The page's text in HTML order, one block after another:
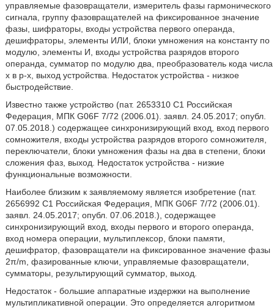
управляемые фазовращатели, измеритель фазы гармонического
сигнала, группу фазовращателей на фиксированное значение
фазы, шифраторы, входы устройства первого операнда,
дешифраторы, элементы ИЛИ, блоки умножения на константу по
модулю, элементы И, входы устройства разрядов второго
операнда, сумматор по модулю два, преобразователь кода числа
х в р-х, выход устройства. Недостаток устройства - низкое
быстродействие.
Известно также устройство (пат. 2653310 С1 Российская
Федерация, МПК G06F 7/72 (2006.01). заявл. 24.05.2017; опубл.
07.05.2018.) содержащее синхронизирующий вход, вход первого
сомножителя, входы устройства разрядов второго сомножителя,
переключатели, блоки умножения фазы на два в степени, блоки
сложения фаз, выход. Недостаток устройства - низкие
функциональные возможности.
Наиболее близким к заявляемому является изобретение (пат.
2656992 С1 Российская Федерация, МПК G06F 7/72 (2006.01).
заявл. 24.05.2017; опубл. 07.06.2018.), содержащее
синхронизирующий вход, входы первого и второго операнда,
вход номера операции, мультиплексор, блоки памяти,
дешифратор, фазовращатели на фиксированное значение фазы
2π/m, фазированные ключи, управляемые фазовращатели,
сумматоры, результирующий сумматор, выход.
Недостаток - большие аппаратные издержки на выполнение
мультипликативной операции. Это определяется алгоритмом